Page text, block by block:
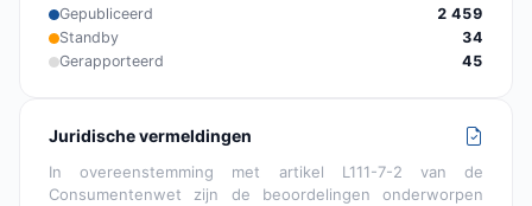
Gepubliceerd
2 459
Standby
34
Gerapporteerd
45
Juridische vermeldingen
In overeenstemming met artikel L111-7-2 van de
Consumentenwet zijn de beoordelingen onderworpen